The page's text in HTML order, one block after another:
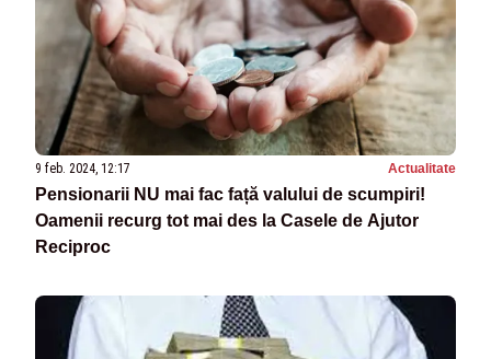
9 feb. 2024, 12:17 Actualitate
Pensionarii NU mai fac față valului de scumpiri!
Oamenii recurg tot mai des la Casele de Ajutor
Reciproc